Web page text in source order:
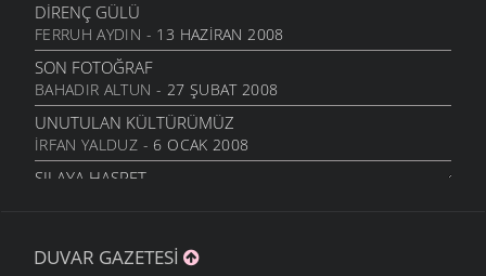
DIRENÇ GÜLÜ
FERRUH AYDIN - 13 HAZIRAN 2008
SON FOTOĞRAF
BAHADIR ALTUN - 27 ŞUBAT 2008
UNUTULAN KÜLTÜRÜMÜZ
İRFAN YALDUZ- 6 OCAK 2008
SILAYA HASRET
SELAMI GÜMÜŞ- 3 OCAK 2008
DUVAR GAZETESI